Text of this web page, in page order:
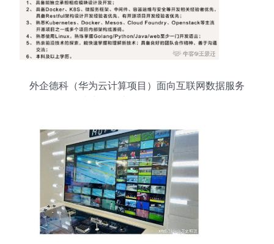
外企德科（华为云计算项目）面向互联网数据服务